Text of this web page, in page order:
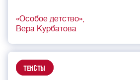
«Особое детство»
Вера Курбатова
Тексты